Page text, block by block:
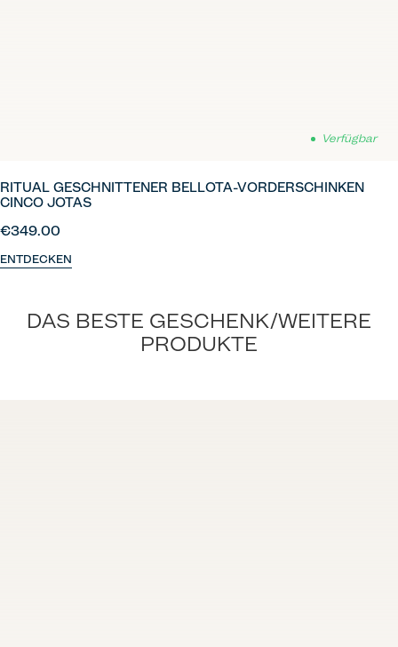
Verfügbar
RITUAL GESCHNITTENER BELLOTA-VORDERSCHINKEN
CINCO JOTAS
€349.00
ENTDECKEN
DAS BESTE GESCHENK/WEITERE
PRODUKTE